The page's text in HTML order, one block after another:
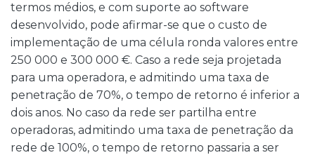
termos médios, e com suporte ao software
desenvolvido, pode afirmar-se que o custo de
implementação de uma célula ronda valores entre
250 000 e 300 000 €. Caso a rede seja projetada
para uma operadora, e admitindo uma taxa de
penetração de 70%, o tempo de retorno é inferior a
dois anos. No caso da rede ser partilha entre
operadoras, admitindo uma taxa de penetração da
rede de 100%, o tempo de retorno passaria a ser